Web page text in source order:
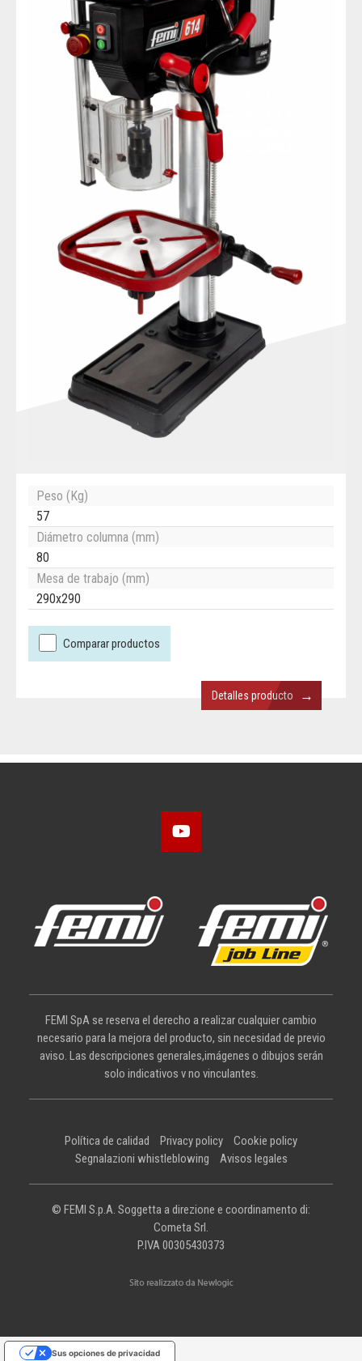
Peso (Kg)
57
Diámetro columna (mm)
80
Mesa de trabajo (mm)
290x290
Comparar productos
Detalles producto →
FEMI SpA se reserva el derecho a realizar cualquier cambio
necesario para la mejora del producto, sin necesidad de previo
aviso. Las descripciones generales,imágenes o dibujos serán
solo indicativos v no vinculantes.
Política de calidad Privacy policy
Cookie policy
Segnalazioni whistleblowing
Avisos legales
© FEMI S.p.A. Soggetta a direzione e coordinamento di:
Cometa Srl.
P.IVA 00305430373
Sus opciones de privacidad